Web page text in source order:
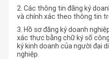
2. Các thông tin đăng ký
và chính xác theo thông tin
3. Hồ sơ đăng ký doanh
xác thực bằng chữ ký số
ký kinh doanh của người đại
nghiệp.